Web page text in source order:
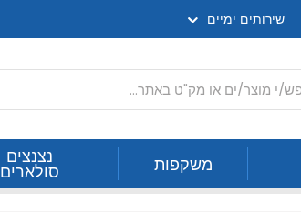
שירותים ימיים
משקפות נצנצים
סולארים